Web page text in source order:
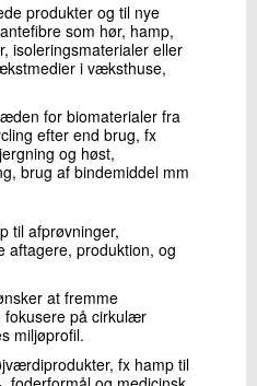
produkter og til nye
som hør, hamp,
isoleringsmaterialer eller
i væksthuse,
for biomaterialer fra
efter end brug, fx
og høst,
brug af bindemiddel mm
til afprøvninger,
aftagere, produktion, og
at fremme
på cirkulær
miljøprofil.
fx hamp til